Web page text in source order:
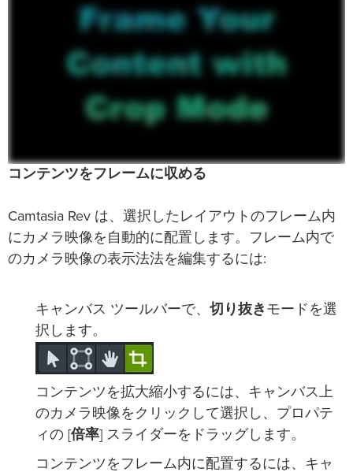
コンテンツをフレームに収める
Camtasia Rev は、選択したレイアウトのフレーム内
にカメラ映像を自動的に配置します。フレーム内で
のカメラ映像の表示法法を編集するには:
キャンバス ツールバーで、 切り抜き モードを選
択します。
コンテンツを拡大縮小するには、キャンバス上
のカメラ映像をクリックして選択し、プロパテ
ィの [倍率] スライダーをドラッグします。
コンテンツをフレーム内に配置するには、キャ